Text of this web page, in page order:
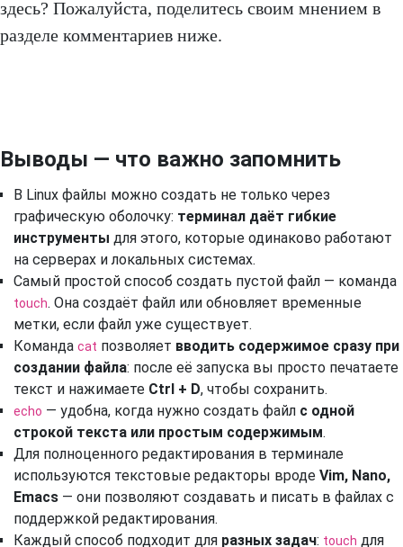
здесь? Пожалуйста, поделитесь своим мнением в
разделе комментариев ниже.
Выводы — что важно запомнить
В Linux файлы можно создать не только через
графическую оболочку: терминал даёт гибкие
инструменты для этого, которые одинаково работают
на серверах и локальных системах.
Самый простой способ создать пустой файл — команда
touch. Она создаёт файл или обновляет временные
метки, если файл уже существует.
Команда cat позволяет вводить содержимое сразу при
создании файла: после её запуска вы просто печатаете
текст и нажимаете Ctrl + D, чтобы сохранить.
echo — удобна, когда нужно создать файл с одной
строкой текста или простым содержимым.
Для полноценного редактирования в терминале
используются текстовые редакторы вроде Vim, Nano,
Emacs — они позволяют создавать и писать в файлах с
поддержкой редактирования.
Каждый способ подходит для разных задач: touch для